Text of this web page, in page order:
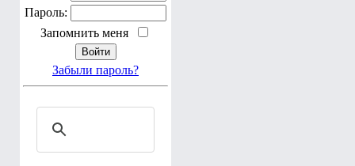
Пароль:
Запомнить меня
Забыли пароль?